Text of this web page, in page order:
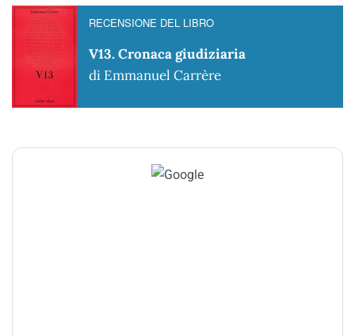
RECENSIONE DEL LIBRO
V13. Cronaca giudiziaria
di Emmanuel Carrère